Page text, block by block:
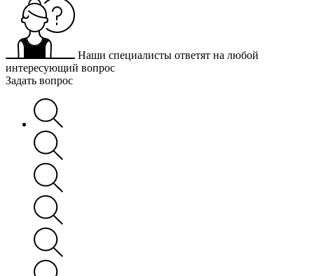
Наши специалисты ответят на любой
интересующий вопрос
Задать вопрос